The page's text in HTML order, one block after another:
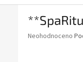
Průměrné
Neohodnoceno